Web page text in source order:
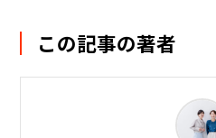
この記事の著者